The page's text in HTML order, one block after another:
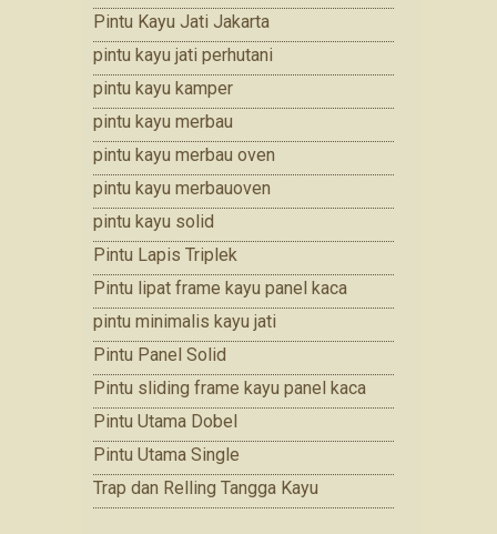
Pintu Kayu Jati Jakarta
pintu kayu jati perhutani
pintu kayu kamper
pintu kayu merbau
pintu kayu merbau oven
pintu kayu merbauoven
pintu kayu solid
Pintu Lapis Triplek
Pintu lipat frame kayu panel kaca
pintu minimalis kayu jati
Pintu Panel Solid
Pintu sliding frame kayu panel kaca
Pintu Utama Dobel
Pintu Utama Single
Trap dan Relling Tangga Kayu